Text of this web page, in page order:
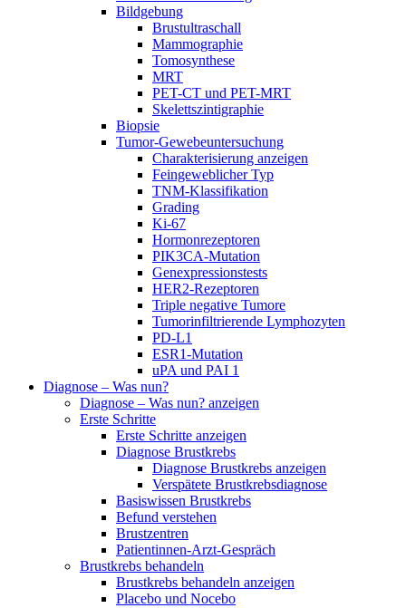
Bildgebung
Brustultraschall
Mammographie
Tomosynthese
MRT
PET-CT und PET-MRT
Skelettszintigraphie
Biopsie
Tumor-Gewebeuntersuchung
Charakterisierung anzeigen
Feingeweblicher Typ
TNM-Klassifikation
Grading
Ki-67
Hormonrezeptoren
PIK3CA-Mutation
Genexpressionstests
HER2-Rezeptoren
Triple negative Tumore
Tumorinfiltrierende Lymphozyten
PD-L1
ESR1-Mutation
uPA und PAI 1
Diagnose – Was nun?
Diagnose – Was nun? anzeigen
Erste Schritte
Erste Schritte anzeigen
Diagnose Brustkrebs
Diagnose Brustkrebs anzeigen
Verspätete Brustkrebsdiagnose
Basiswissen Brustkrebs
Befund verstehen
Brustzentren
Patientinnen-Arzt-Gespräch
Brustkrebs behandeln
Brustkrebs behandeln anzeigen
Placebo und Nocebo